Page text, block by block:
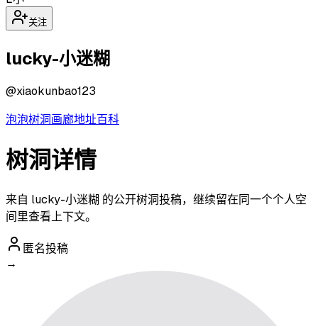
关注
lucky-小迷糊
@xiaokunbao123
泡泡树洞画廊地址百科
树洞详情
来自 lucky-小迷糊 的公开树洞投稿，继续留在同一个个人空
间里查看上下文。
匿名投稿
→